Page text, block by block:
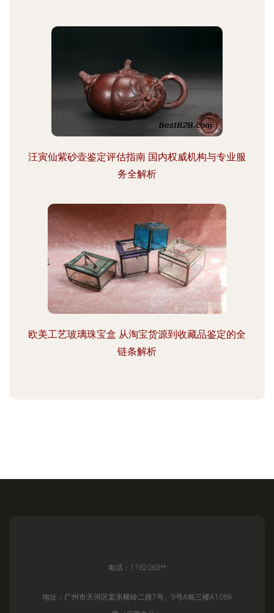
汪寅仙紫砂壶鉴定评估指南 国内权威机构与专业服
务全解析
欧美工艺玻璃珠宝盒 从淘宝货源到收藏品鉴定的全
链条解析
电话：1762063**
地址：广州市天河区棠东横岭二路7号、9号A栋三楼A1069